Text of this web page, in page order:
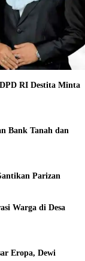
RI Destita Minta
Bank Tanah dan
Parizan
Warga di Desa
Eropa, Dewi